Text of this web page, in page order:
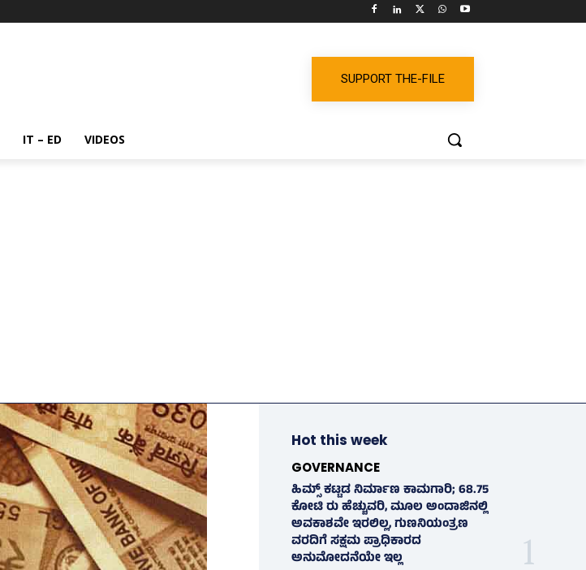
SUPPORT THE-FILE
IT – ED VIDEOS
Hot this week
GOVERNANCE
ಹಿಮ್ಸ್‌ ಕಟ್ಟಡ ನಿರ್ಮಾಣ ಕಾಮಗಾರಿ; 68.75
ಕೋಟಿ ರು ಹೆಚ್ಚುವರಿ, ಮೂಲ ಅಂದಾಜಿನಲ್ಲಿ
ಅವಕಾಶವೇ ಇರಲಿಲ್ಲ, ಗುಣನಿಯಂತ್ರಣ
ವರದಿಗೆ ಸಕ್ಷಮ ಪ್ರಾಧಿಕಾರದ
ಅನುಮೋದನೆಯೇ ಇಲ್ಲ